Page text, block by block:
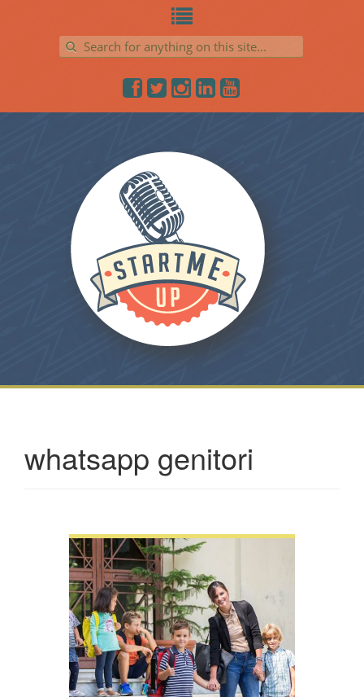
Search for:
whatsapp genitori